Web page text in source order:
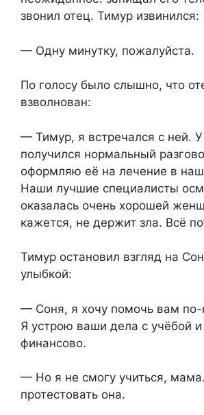
звонил отец. Тимур извинился:
— Одну минутку, пожалуйста.
По голосу было слышно, что
взволнован:
— Тимур, я встречался с ней.
получился нормальный
оформляю её на лечение в
Наши лучшие специалисты
оказалась очень хорошей
кажется, не держит зла. Всё
Тимур остановил взгляд на
улыбкой:
— Соня, я хочу помочь вам
Я устрою ваши дела с учёбой
финансово.
— Но я не смогу учиться,
протестовать она.